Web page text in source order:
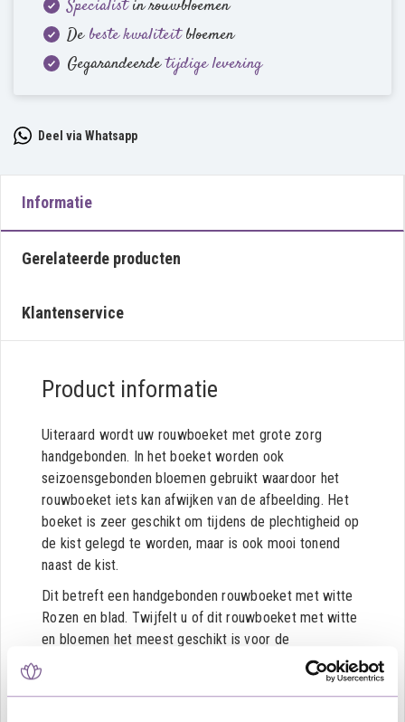
Specialistin rouwbloemen
Debeste kwaliteitbloemen
Gegarandeerdetijdige levering
Deel via Whatsapp
Informatie
Gerelateerde producten
Klantenservice
Product informatie
Uiteraard wordt uw rouwboeket met grote zorg
handgebonden. In het boeket worden ook
seizoensgebonden bloemen gebruikt waardoor het
rouwboeket iets kan afwijken van de afbeelding. Het
boeket is zeer geschikt om tijdens de plechtigheid op
de kist gelegd te worden, maar is ook mooi tonend
naast de kist.
Dit betreft een handgebonden rouwboeket met witte
Rozen en blad. Twijfelt u of dit rouwboeket met witte
en bloemen het meest geschikt is voor de
gelegenheid, omdat u niet precies weet wat de
overledene het mooist zou hebben gevonden? In dit